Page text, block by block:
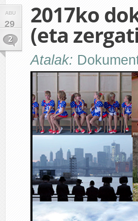
ABU
29
2
2017ko
(eta
Atalak: